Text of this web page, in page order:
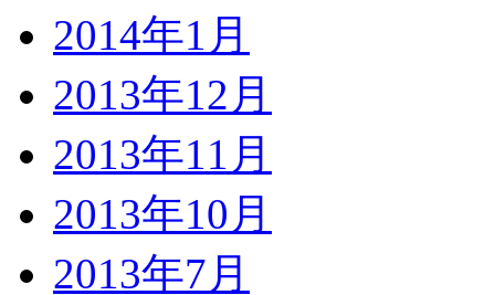
2014年1月
2013年12月
2013年11月
2013年10月
2013年7月